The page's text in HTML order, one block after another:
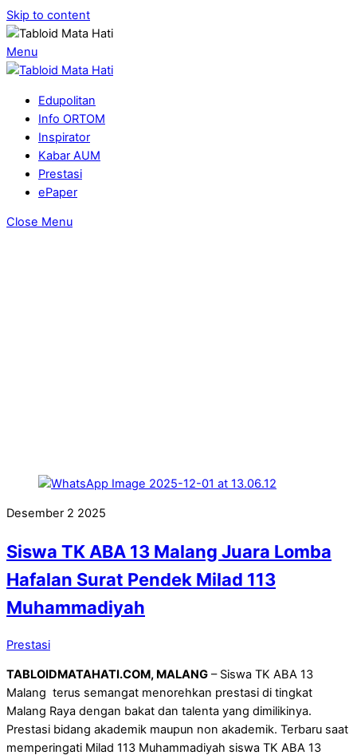
Skip to content
Menu
Edupolitan
Info ORTOM
Inspirator
Kabar AUM
Prestasi
ePaper
Close Menu
Desember 2 2025
Siswa TK ABA 13 Malang Juara Lomba
Hafalan Surat Pendek Milad 113
Muhammadiyah
Prestasi
TABLOIDMATAHATI.COM, MALANG – Siswa TK ABA 13
Malang terus semangat menorehkan prestasi di tingkat
Malang Raya dengan bakat dan talenta yang dimilikinya.
Prestasi bidang akademik maupun non akademik. Terbaru saat
memperingati Milad 113 Muhammadiyah siswa TK ABA 13